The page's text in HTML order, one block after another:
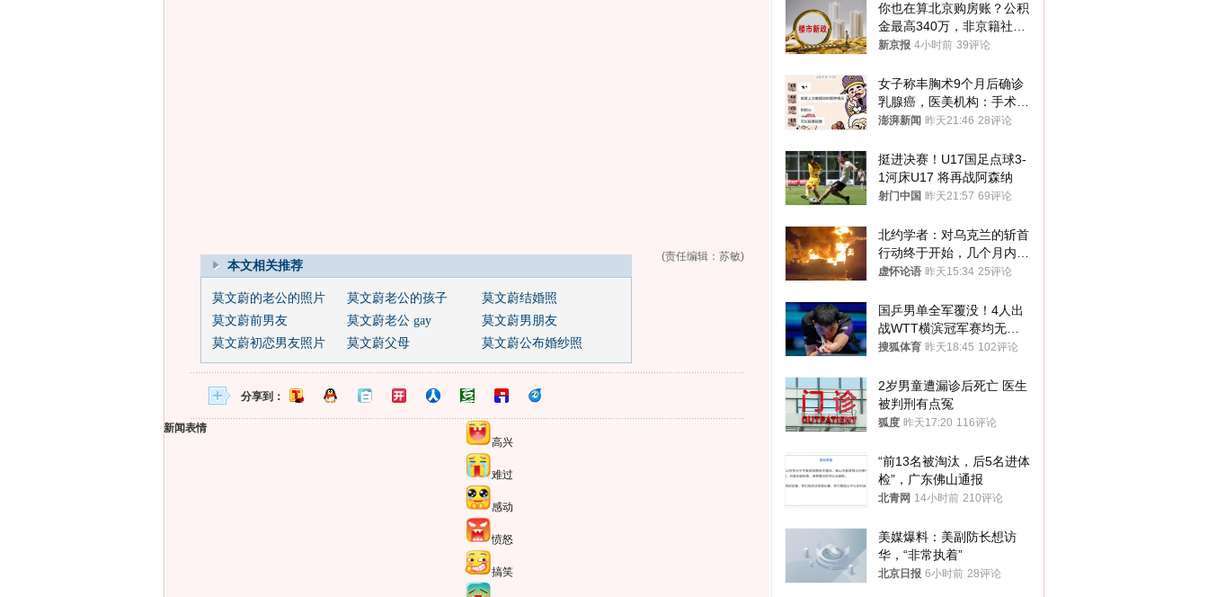
本文相关推荐
莫文蔚的老公的照片 莫文蔚老公的孩子
莫文蔚结婚照
莫文蔚前男友
莫文蔚老公 gay
莫文蔚男朋友
莫文蔚初恋男友照片
莫文蔚父母 莫文蔚公布婚纱照
(责任编辑：苏敏)
分享到：
新闻表情
高兴
难过
感动
愤怒
搞笑
你也在算北京购房账？公积
金最高340万，非京籍社保
1年
新京报 4小时前 39评论
女子称丰胸术9个月后确诊
乳腺癌，医美机构：手术不
可能引发癌症，建议走司法
澎湃新闻 昨天21:46 28评论
挺进决赛！U17国足点球3-
1河床U17 将再战阿森纳
射门中国 昨天21:57 69评论
北约学者：对乌克兰的斩首
行动终于开始，几个月内乌
将投降
虚怀论语 昨天15:34 25评论
国乒男单全军覆没！4人出
战WTT横滨冠军赛均无缘
八强
搜狐体育 昨天18:45 102评论
2岁男童遭漏诊后死亡 医生
被判刑有点冤
狐度 昨天17:20 116评论
“前13名被淘汰，后5名进体
检”，广东佛山通报
北青网 14小时前 210评论
美媒爆料：美副防长想访
华，“非常执着”
北京日报 6小时前 28评论